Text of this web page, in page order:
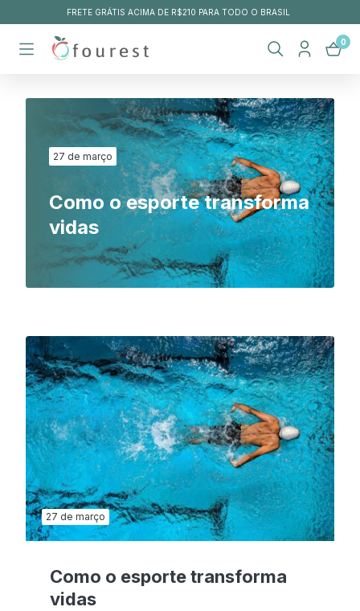
FRETE GRÁTIS ACIMA DE R$210 PARA TODO O BRASIL
0
27 de março
Como o esporte transforma
vidas
27 de março
Como o esporte transforma
vidas